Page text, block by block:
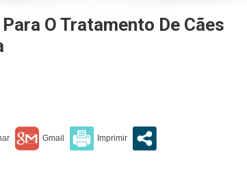
O Tratamento De Cães